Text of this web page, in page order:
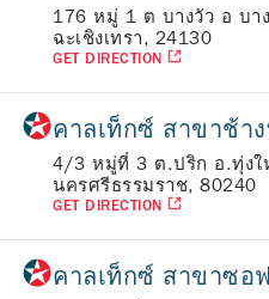
176 หมู่ 1 ต บางวัว อ บา
ฉะเชิงเทรา, 24130
GET DIRECTION
คาลเท็กซ์ สาขาช้า
4/3 หมู่ที่ 3 ต.ปริก อ.ทุ่ง
นครศรีธรรมราช, 80240
GET DIRECTION
คาลเท็กซ์ สาขาซอ